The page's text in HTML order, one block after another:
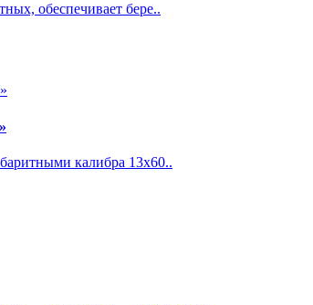
обеспечивает бере..
калибра 13х60..